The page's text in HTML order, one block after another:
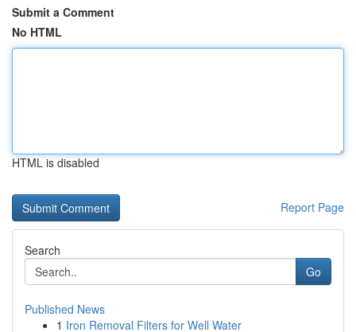
Submit a Comment
No HTML
HTML is disabled
Report Page
Search
Go
Published News
1 Iron Removal Filters for Well Water